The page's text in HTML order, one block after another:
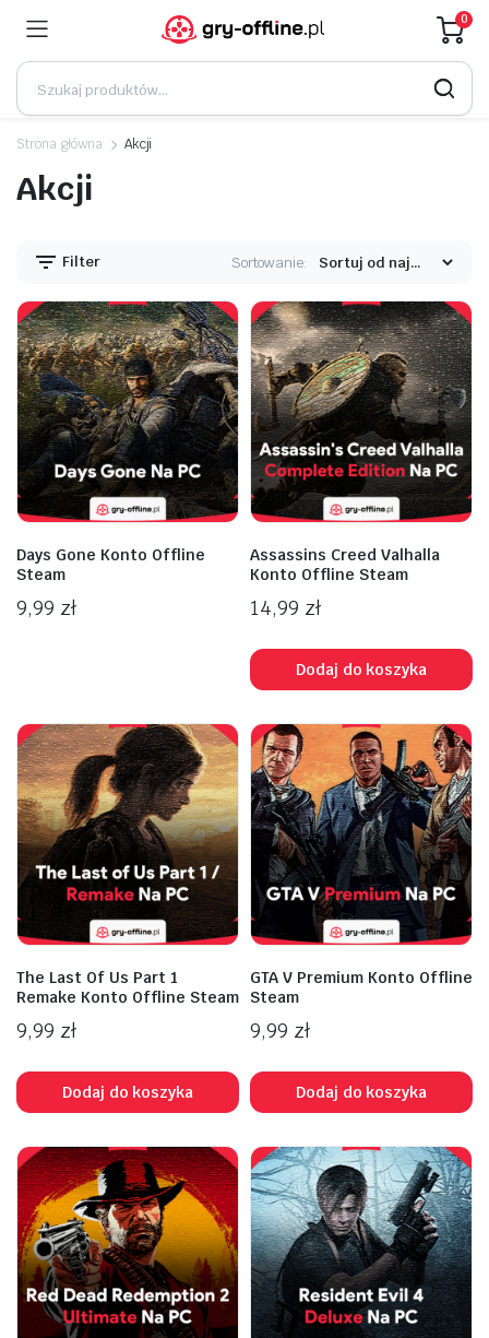
0
Strona główna Akcji
Akcji
Filter Sortowanie:
Days Gone Konto Offline
Steam
9,99 zł
Assassins Creed Valhalla
Konto Offline Steam
14,99 zł
Dodaj do koszyka
The Last Of Us Part 1
Remake Konto Offline Steam
9,99 zł
Dodaj do koszyka
GTA V Premium Konto Offline
Steam
9,99 zł
Dodaj do koszyka